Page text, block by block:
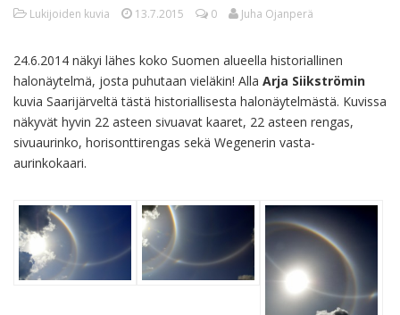
Lukijoiden kuvia 13.7.2015 0 Juha Ojanperä
24.6.2014 näkyi lähes koko Suomen alueella historiallinen
halonäytelmä, josta puhutaan vieläkin! Alla Arja Siikströmin
kuvia Saarijärveltä tästä historiallisesta halonäytelmästä. Kuvissa
näkyvät hyvin 22 asteen sivuavat kaaret, 22 asteen rengas,
sivuaurinko, horisonttirengas sekä Wegenerin vasta-
aurinkokaari.